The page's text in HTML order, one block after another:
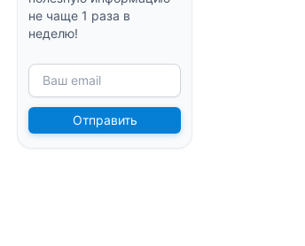
не чаще 1 раза в
неделю!
Ваш email
Отправить